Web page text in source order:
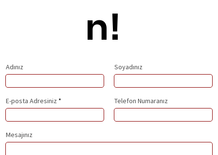
n!
Adınız Soyadınız
E-posta Adresiniz Telefon Numaranız
Mesajınız